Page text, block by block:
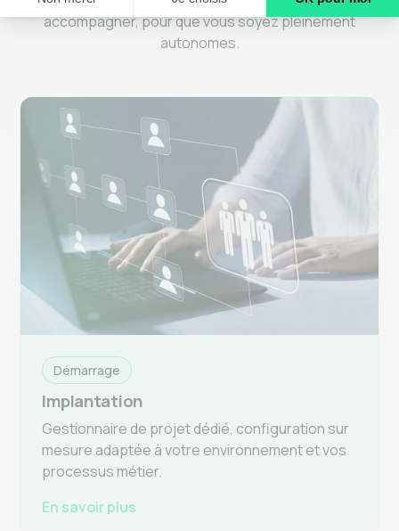
accompagner, pour que vous soyez pleinement
autonomes.
Démarrage
Implantation
Gestionnaire de projet dédié, configuration sur
mesure adaptée à votre environnement et vos
processus métier.
En savoir plus